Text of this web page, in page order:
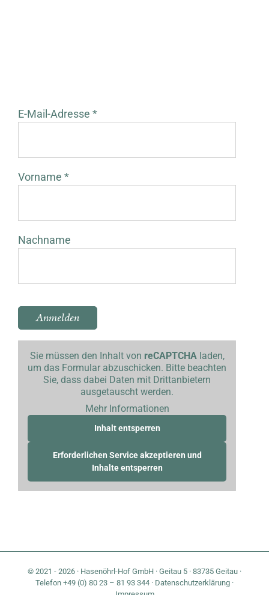
E-Mail-Adresse *
Vorname *
Nachname
Bitte lasse dieses Feld leer.
Sie müssen den Inhalt von reCAPTCHAladen,
um das Formular abzuschicken. Bitte beachten
Sie, dass dabei Daten mit Drittanbietern
ausgetauscht werden.
Mehr Informationen
Inhalt entsperren
Erforderlichen Service akzeptieren und
Inhalte entsperren
© 2021 - 2026 · Hasenöhrl-Hof GmbH · Geitau 5 · 83735 Geitau ·
Telefon +49 (0) 80 23 – 81 93 344 · Datenschutzerklärung ·